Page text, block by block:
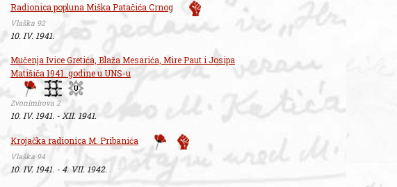
Radionica popluna Miška Patačića Crnog
Vlaška 92
10. IV. 1941.
Mučenja Ivice Gretića, Blaža Mesarića, Mire Paut i Josipa
Matišiča 1941. godine u UNS-u
Zvonimirova 2
10. IV. 1941. - XII. 1941.
Krojačka radionica M. Pribanića
Vlaška 94
10. IV. 1941. - 4. VII. 1942.